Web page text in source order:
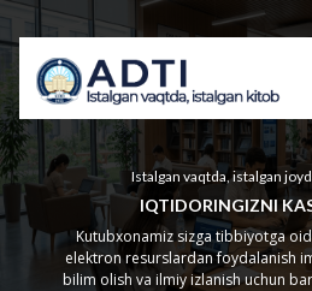
Istalgan vaqtda, istalgan
IQTIDORINGIZNI
Kutubxonamiz sizga tibbiyotga
elektron resurslardan foydalanish
bilim olish va ilmiy izlanish uchun